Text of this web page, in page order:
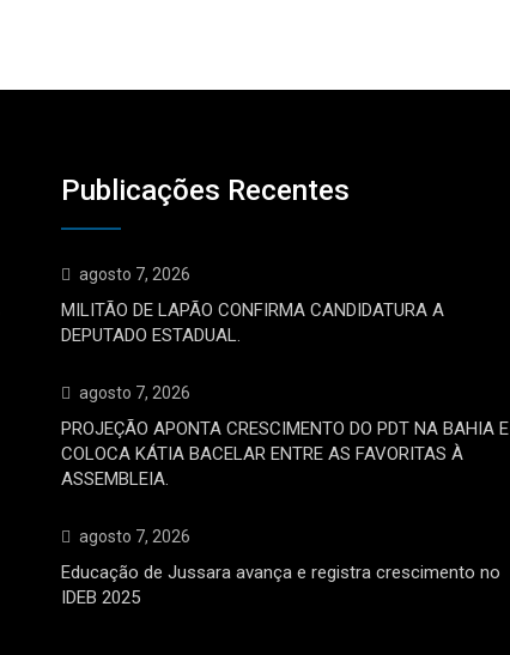
Publicações Recentes
agosto 7, 2026
MILITÃO DE LAPÃO CONFIRMA CANDIDATURA A
DEPUTADO ESTADUAL.
agosto 7, 2026
PROJEÇÃO APONTA CRESCIMENTO DO PDT NA BAHIA E
COLOCA KÁTIA BACELAR ENTRE AS FAVORITAS À
ASSEMBLEIA.
agosto 7, 2026
Educação de Jussara avança e registra crescimento no
IDEB 2025